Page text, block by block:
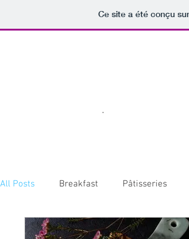
Ce site a été conçu
All Posts Breakfast Pâtisseries
Apéro ! Pasta Tartes salées &